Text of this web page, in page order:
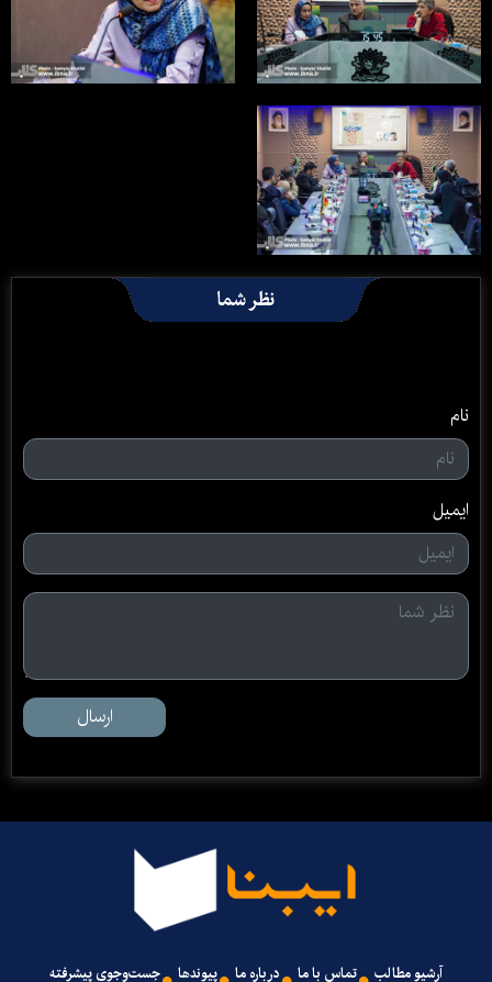
نظر شما
نام
ایمیل
ارسال
آرشیو مطالب تماس با ما درباره ما پیوندها جست‌وجوی پیشرفته